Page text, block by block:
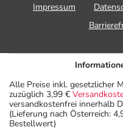
Impressum
Alle Preise inkl. gesetzlicher
zuzüglich 3,99 €
versandkostenfrei innerhalb
(Lieferung nach Österreich:
Bestellwert)